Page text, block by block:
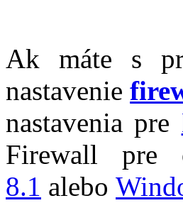
Ak máte s
nastavenie
nastavenia pre
Firewall pre
8.1 alebo